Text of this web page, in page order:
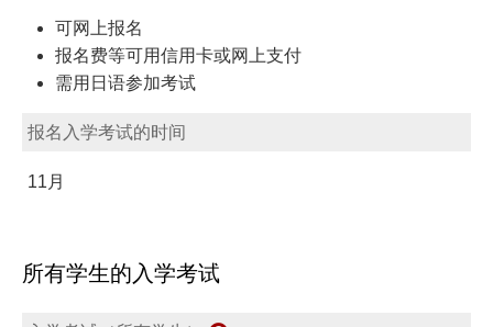
可网上报名
报名费等可用信用卡或网上支付
需用日语参加考试
报名入学考试的时间
11月
所有学生的入学考试